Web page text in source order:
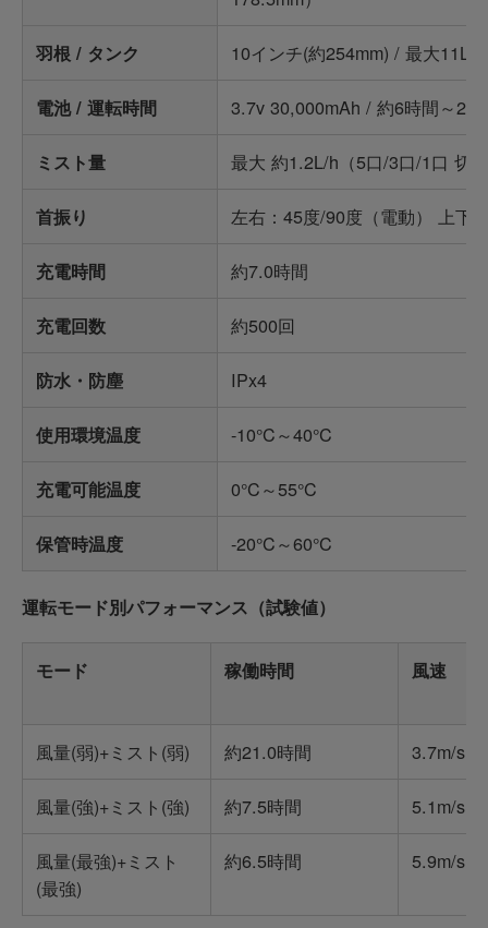
羽根 / タンク 10インチ(約254mm) / 最大11L
電池 / 運転時間 3.7v 30,000mAh / 約6時間～24
ミスト量 最大 約1.2L/h（5口/3口/1口 切
首振り 左右：45度/90度（電動） 上下
充電時間 約7.0時間
充電回数 約500回
防水・防塵 IPx4
使用環境温度 -10°C～40°C
充電可能温度 0°C～55°C
保管時温度 -20°C～60°C
運転モード別パフォーマンス（試験値）
モード 稼働時間 風速
風量(弱)+ミスト(弱) 約21.0時間 3.7m/s
風量(強)+ミスト(強) 約7.5時間 5.1m/s
風量(最強)+ミスト
(最強)
約6.5時間 5.9m/s